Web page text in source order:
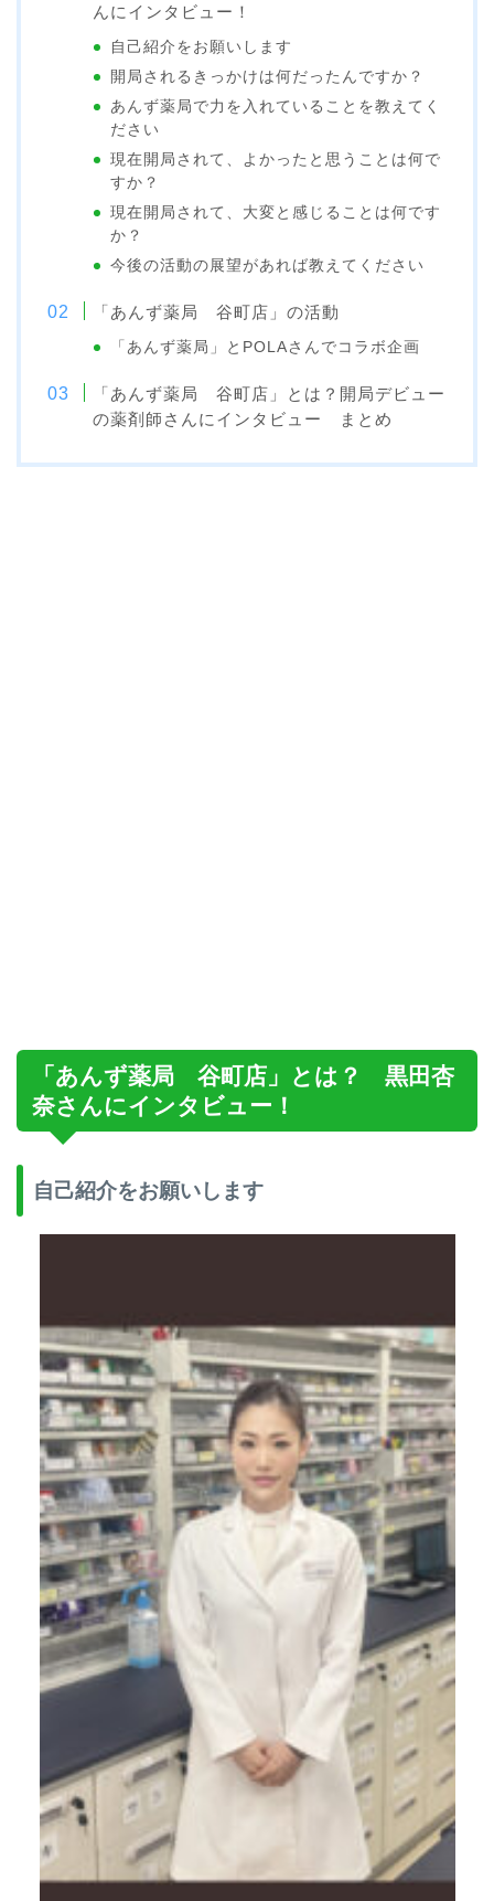
んにインタビュー！
自己紹介をお願いします
開局されるきっかけは何だったんですか？
あんず薬局で力を入れていることを教えてく
ださい
現在開局されて、よかったと思うことは何で
すか？
現在開局されて、大変と感じることは何です
か？
今後の活動の展望があれば教えてください
「あんず薬局 谷町店」の活動
「あんず薬局」とPOLAさんでコラボ企画
「あんず薬局 谷町店」とは？開局デビュー
の薬剤師さんにインタビュー まとめ
「あんず薬局 谷町店」とは？ 黒田杏
奈さんにインタビュー！
自己紹介をお願いします